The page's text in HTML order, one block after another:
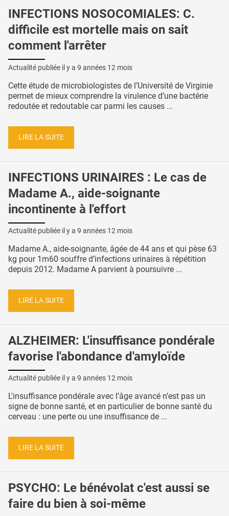
INFECTIONS NOSOCOMIALES: C.
difficile est mortelle mais on sait
comment l'arrêter
Actualité publiée il y a 9 années 12 mois
Cette étude de microbiologistes de l’Université de Virginie
permet de mieux comprendre la virulence d’une bactérie
redoutée et redoutable car parmi les causes ...
LIRE LA SUITE
INFECTIONS URINAIRES : Le cas de
Madame A., aide-soignante
incontinente à l'effort
Actualité publiée il y a 9 années 12 mois
Madame A., aide-soignante, âgée de 44 ans et qui pèse 63
kg pour 1m60 souffre d’infections urinaires à répétition
depuis 2012. Madame A parvient à poursuivre ...
LIRE LA SUITE
ALZHEIMER: L'insuffisance pondérale
favorise l'abondance d'amyloïde
Actualité publiée il y a 9 années 12 mois
L'insuffisance pondérale avec l’âge avancé n’est pas un
signe de bonne santé, et en particulier de bonne santé du
cerveau : une perte ou une insuffisance de ...
LIRE LA SUITE
PSYCHO: Le bénévolat c'est aussi se
faire du bien à soi-même